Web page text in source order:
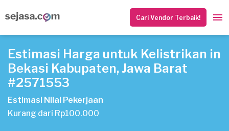
Cari Vendor Terbaik!
Estimasi Harga untuk Kelistrikan in
Bekasi Kabupaten, Jawa Barat
#2571553
Estimasi Nilai Pekerjaan
Kurang dari Rp100.000